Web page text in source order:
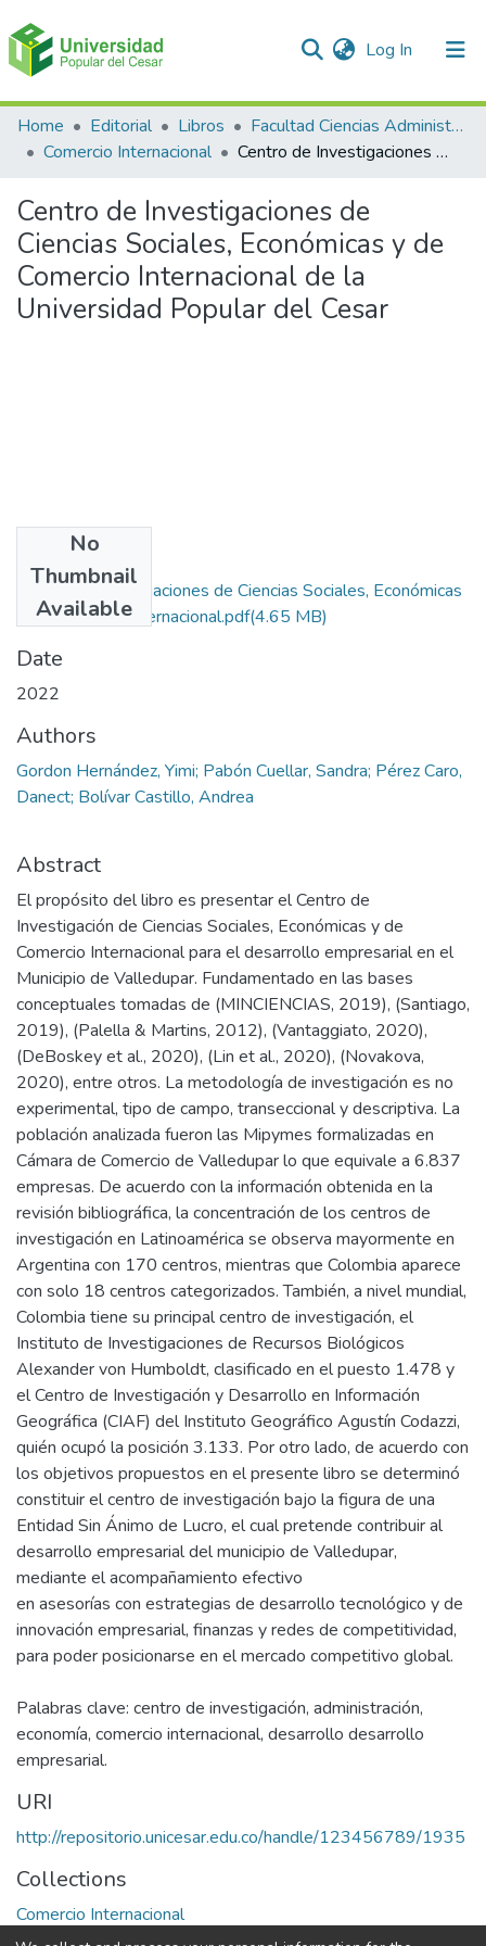
Log In (current)
Communities & Collections
Statistics
Home Editorial Libros
Facultad Ciencias Administrativas Contables y Económicas – Face
Comercio Internacional
Centro de Investigaciones de Ciencias Sociales, Económicas y de Comercio Internacional de la Universidad Popular del Cesar
Centro de Investigaciones de
Ciencias Sociales, Económicas y de
Comercio Internacional de la
Universidad Popular del Cesar
No
Thumbnail
Available
Centro de investigaciones de Ciencias Sociales, Económicas
y de Comercio Internacional.pdf(4.65 MB)
Date
2022
Authors
Gordon Hernández, Yimi; Pabón Cuellar, Sandra; Pérez Caro,
Danect; Bolívar Castillo, Andrea
Abstract
El propósito del libro es presentar el Centro de
Investigación de Ciencias Sociales, Económicas y de
Comercio Internacional para el desarrollo empresarial en el
Municipio de Valledupar. Fundamentado en las bases
conceptuales tomadas de (MINCIENCIAS, 2019), (Santiago,
2019), (Palella & Martins, 2012), (Vantaggiato, 2020),
(DeBoskey et al., 2020), (Lin et al., 2020), (Novakova,
2020), entre otros. La metodología de investigación es no
experimental, tipo de campo, transeccional y descriptiva. La
población analizada fueron las Mipymes formalizadas en
Cámara de Comercio de Valledupar lo que equivale a 6.837
empresas. De acuerdo con la información obtenida en la
revisión bibliográfica, la concentración de los centros de
investigación en Latinoamérica se observa mayormente en
Argentina con 170 centros, mientras que Colombia aparece
con solo 18 centros categorizados. También, a nivel mundial,
Colombia tiene su principal centro de investigación, el
Instituto de Investigaciones de Recursos Biológicos
Alexander von Humboldt, clasificado en el puesto 1.478 y
el Centro de Investigación y Desarrollo en Información
Geográfica (CIAF) del Instituto Geográfico Agustín Codazzi,
quién ocupó la posición 3.133. Por otro lado, de acuerdo con
los objetivos propuestos en el presente libro se determinó
constituir el centro de investigación bajo la figura de una
Entidad Sin Ánimo de Lucro, el cual pretende contribuir al
desarrollo empresarial del municipio de Valledupar,
mediante el acompañamiento efectivo
en asesorías con estrategias de desarrollo tecnológico y de
innovación empresarial, finanzas y redes de competitividad,
para poder posicionarse en el mercado competitivo global.
Palabras clave: centro de investigación, administración,
economía, comercio internacional, desarrollo desarrollo
empresarial.
URI
http://repositorio.unicesar.edu.co/handle/123456789/1935
Collections
Comercio Internacional